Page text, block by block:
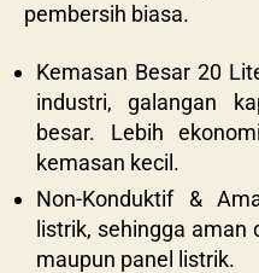
pembersih biasa.
Kemasan Besar 20
industri, galangan
besar. Lebih
kemasan kecil.
Non-Konduktif &
listrik, sehingga aman
maupun panel listrik.